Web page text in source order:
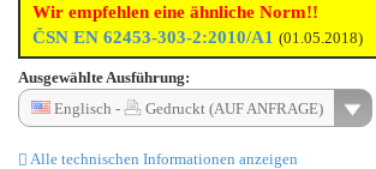
Wir empfehlen eine ähnliche Norm!!
ČSN EN 62453-303-2:2010/A1 (01.05.2018)
Ausgewählte Ausführung:
Englisch -
Gedruckt (AUF ANFRAGE)
Alle technischen Informationen anzeigen